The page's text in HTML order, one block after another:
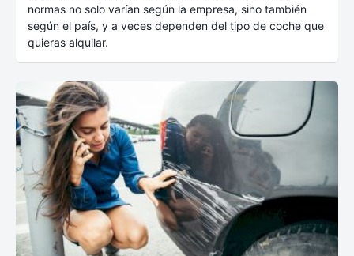
normas no solo varían según la empresa, sino también
según el país, y a veces dependen del tipo de coche que
quieras alquilar.